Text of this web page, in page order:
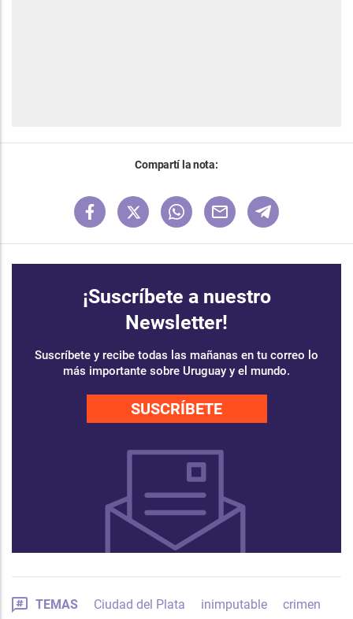
Compartí la nota:
¡Suscríbete a nuestro
Newsletter!
Suscríbete y recibe todas las mañanas en tu correo lo
más importante sobre Uruguay y el mundo.
SUSCRÍBETE
TEMAS Ciudad del Plata inimputable crimen